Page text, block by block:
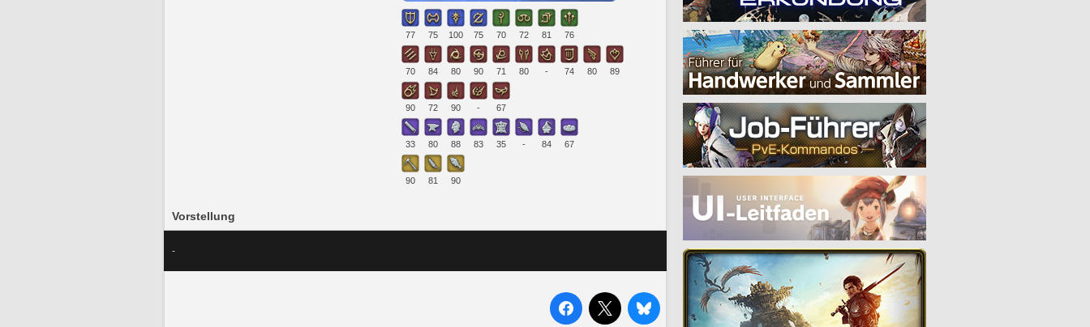
77 75 100 75 70 72 81 76
70 84 80 90 71 80 - 74 80 89
90 72 90 - 67
33 80 88 83 35 - 84 67
90 81 90
Vorstellung
-